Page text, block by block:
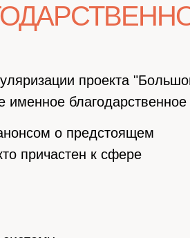
о предстоящем
причастен к сфере
проекта